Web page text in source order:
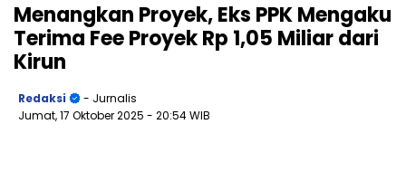
Menangkan Proyek, Eks PPK Mengaku
Terima Fee Proyek Rp 1,05 Miliar dari
Kirun
Redaksi
- Jurnalis
Jumat, 17 Oktober 2025 - 20:54 WIB